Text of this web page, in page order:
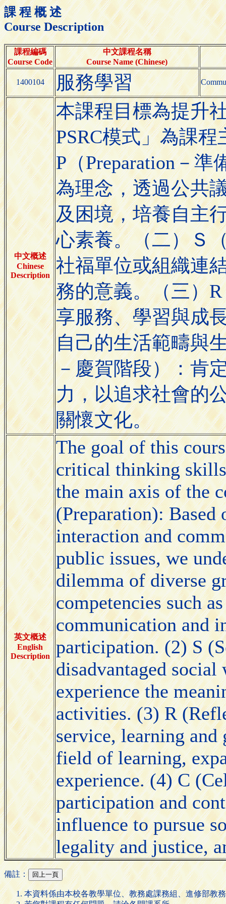
課 程 概 述
Course Description
課程編碼
Course Code
中文課程名稱
Course Name (Chinese)
1400104 服務學習
中文概述
Chinese
Description
本課程目標為提升
PSRC模式」為課
P（Preparation－
為理念，透過公共
及困境，培養自主
心素養。（二）Ｓ
社福單位或組織連
務的意義。（三）
享服務、學習與成
自己的生活範疇與
－慶賀階段）：肯
力，以追求社會的
關懷文化。
英文概述
English
Description
The goal of this
critical thinking
the main axis of the
(Preparation): Based
interaction and
public issues, we
dilemma of diverse
competencies such
communication and
participation. (2) S
disadvantaged
experience the
activities. (3) R
service, learning and
field of learning,
experience. (4) C
participation and
influence to pursue
legality and justice,
備註：
本資料係由本校各教學單位、教務處課務組、進修部教